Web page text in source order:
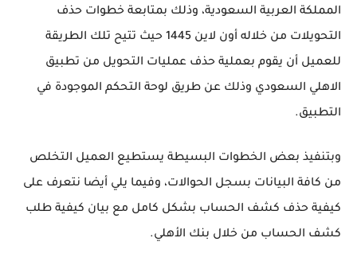
المملكة العربية السعودية، وذلك بمتابعة خطوات حذف
التحويلات من خلاله أون لاين 1445 حيث تتيح تلك الطريقة
للعميل أن يقوم بعملية حذف عمليات التحويل من تطبيق
الاهلي السعودي وذلك عن طريق لوحة التحكم الموجودة في
التطبيق.
وبتنفيذ بعض الخطوات البسيطة يستطيع العميل التخلص
من كافة البيانات بسجل الحوالات، وفيما يلي أيضا نتعرف على
كيفية حذف كشف الحساب بشكل كامل مع بيان كيفية طلب
كشف الحساب من خلال بنك الأهلي.